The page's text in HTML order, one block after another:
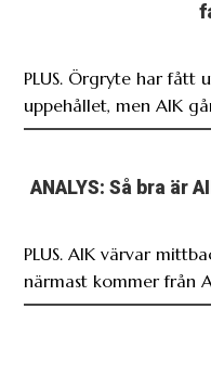
PLUS. Örgryte har fått
uppehållet, men AIK
ANALYS: Så bra är
PLUS. AIK värvar
närmast kommer från